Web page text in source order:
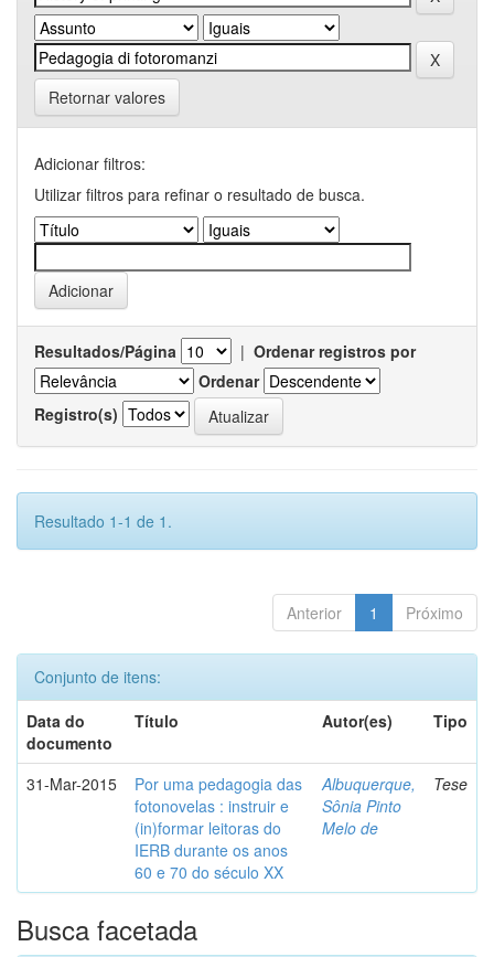
Retornar valores
Adicionar filtros:
Utilizar filtros para refinar o resultado de busca.
Resultados/Página | Ordenar registros por
Ordenar
Registro(s)
Resultado 1-1 de 1.
Anterior 1 Próximo
Conjunto de itens:
Data do
documento
Título Autor(es) Tipo
31-Mar-2015
Por uma pedagogia das
fotonovelas : instruir e
(in)formar leitoras do
IERB durante os anos
60 e 70 do século XX
Albuquerque,
Sônia Pinto
Melo de
Tese
Busca facetada